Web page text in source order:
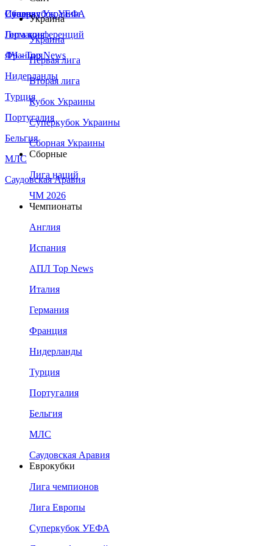
Сборная Украины
Италия
Германия
Франция
Нидерланды
Турция
Португалия
Бельгия
МЛС
Саудовская Аравия
Суперкубок УЕФА
Лига конференций
ЛЧ - Top News
Украина
Украина
Первая лига
Вторая лига
Кубок Украины
Суперкубок Украины
Сборная Украины
Сборные
Лига наций
ЧМ 2026
Чемпионаты
Англия
Испания
АПЛ Top News
Италия
Германия
Франция
Нидерланды
Турция
Португалия
Бельгия
МЛС
Саудовская Аравия
Еврокубки
Лига чемпионов
Лига Европы
Суперкубок УЕФА